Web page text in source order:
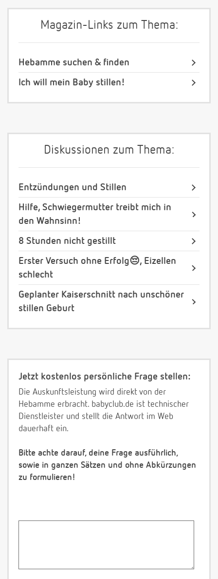
Magazin-Links zum Thema:
Hebamme suchen & finden
Ich will mein Baby stillen!
Diskussionen zum Thema:
Entzündungen und Stillen
Hilfe, Schwiegermutter treibt mich in
den Wahnsinn!
8 Stunden nicht gestillt
Erster Versuch ohne Erfolg😔, Eizellen
schlecht
Geplanter Kaiserschnitt nach unschöner
stillen Geburt
Jetzt kostenlos persönliche Frage stellen:
Die Auskunftsleistung wird direkt von der
Hebamme erbracht. babyclub.de ist technischer
Dienstleister und stellt die Antwort im Web
dauerhaft ein.
Bitte achte darauf, deine Frage ausführlich,
sowie in ganzen Sätzen und ohne Abkürzungen
zu formulieren!